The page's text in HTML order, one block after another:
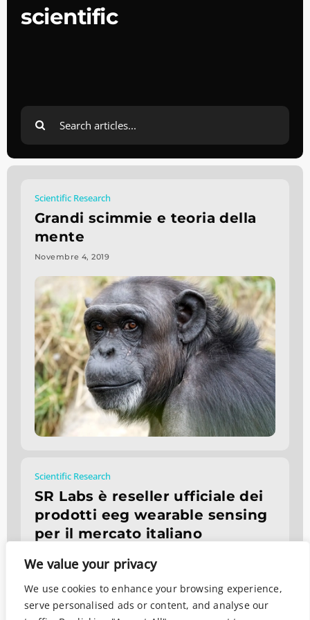
We value your privacy
We use cookies to enhance your browsing experience,
serve personalised ads or content, and analyse our
scientific
Search
for:
Scientific Research
Grandi scimmie e teoria della
mente
Novembre 4, 2019
Scientific Research
SR Labs è reseller ufficiale dei
prodotti eeg wearable sensing
per il mercato italiano